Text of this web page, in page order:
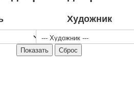
Транспорт
Охота и рыбалка
Комбинат Цветной Печати
Художник